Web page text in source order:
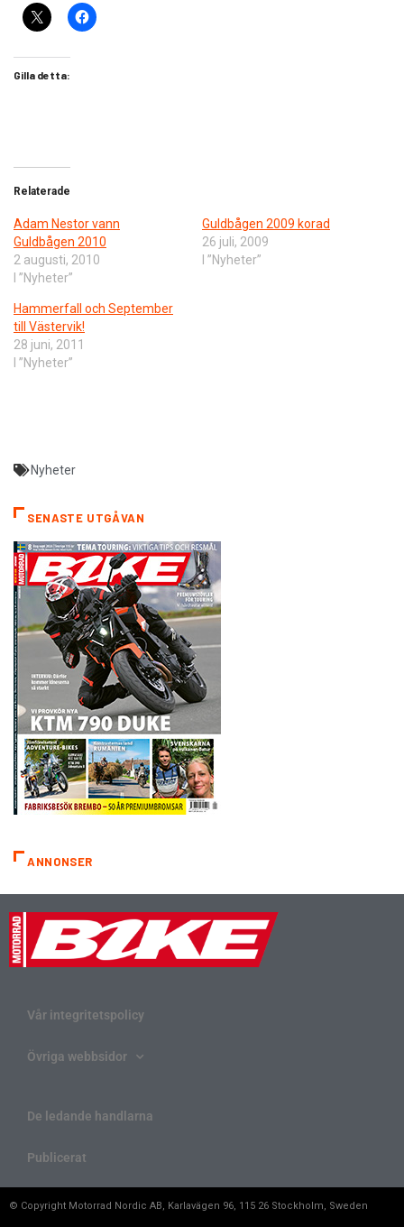
Gilla detta:
Relaterade
Adam Nestor vann
Guldbågen 2010
2 augusti, 2010
I ”Nyheter”
Guldbågen 2009 korad
26 juli, 2009
I ”Nyheter”
Hammerfall och September
till Västervik!
28 juni, 2011
I ”Nyheter”
Nyheter
SENASTE UTGÅVAN
ANNONSER
Vår integritetspolicy
Övriga webbsidor
De ledande handlarna
Publicerat
© Copyright Motorrad Nordic AB, Karlavägen 96, 115 26 Stockholm, Sweden